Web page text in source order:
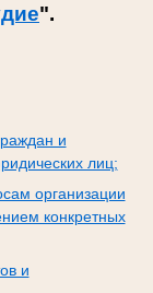
".
и
лиц;
организации
конкретных
и